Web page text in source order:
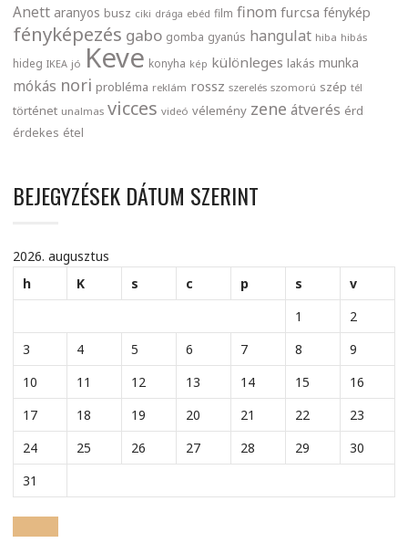
Anett aranyos busz ciki drága ebéd film finom furcsa fénykép
fényképezés gabo gomba gyanús hangulat hiba hibás
hideg IKEA jó Keve konyha kép különleges lakás munka
mókás nori probléma reklám rossz szerelés szomorú szép tél
történet unalmas vicces videó vélemény zene átverés érd
érdekes étel
BEJEGYZÉSEK DÁTUM SZERINT
2026. augusztus
h
K s c p s
v
1
2
3
4 5 6 7 8
9
10
11 12 13 14 15
16
17
18 19 20 21 22
23
24
25 26 27 28 29
30
31